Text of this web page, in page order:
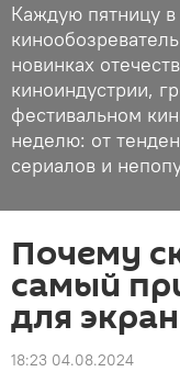
Каждую пятницу
новинках
киноиндустрии,
фестивальном
неделю: от
сериалов и
Почему
самый
для
18:23 04.08.2024